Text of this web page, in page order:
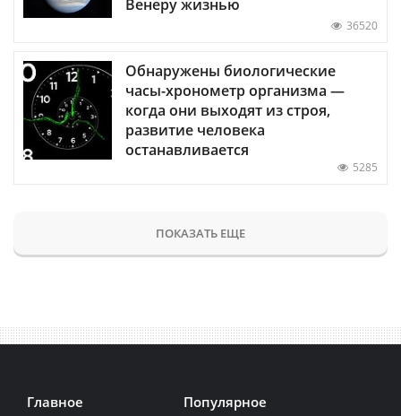
Венеру жизнью
36520
Обнаружены биологические
часы-хронометр организма —
когда они выходят из строя,
развитие человека
останавливается
5285
ПОКАЗАТЬ ЕЩЕ
Главное Популярное